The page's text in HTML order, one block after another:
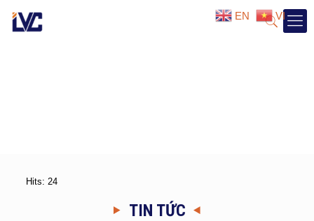
Hits: 24
TIN TỨC
EN VI